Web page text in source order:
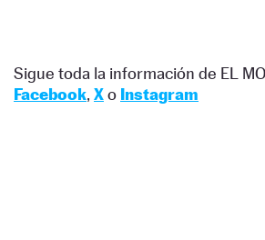
Sigue toda la información de EL
Facebook, Xo Instagram